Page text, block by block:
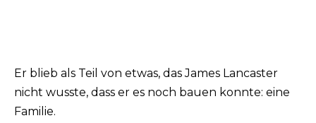
Er blieb als Teil von etwas, das James Lancaster
nicht wusste, dass er es noch bauen konnte: eine
Familie.